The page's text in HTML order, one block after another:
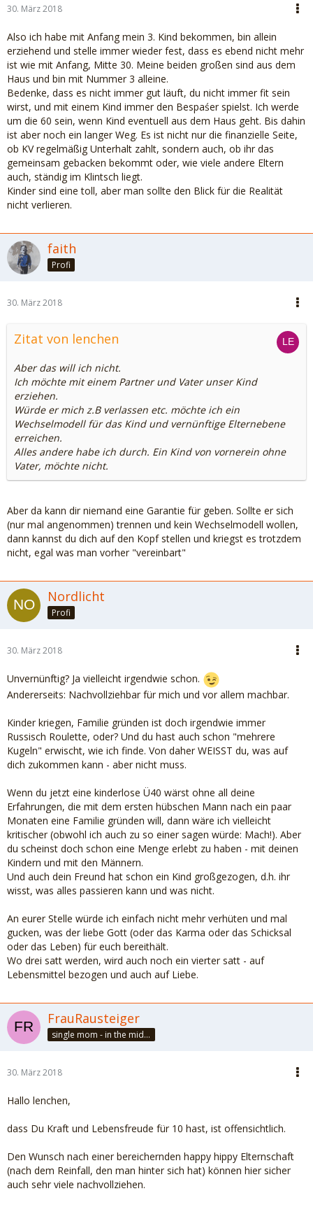
30. März 2018
Also ich habe mit Anfang mein 3. Kind bekommen, bin allein
erziehend und stelle immer wieder fest, dass es ebend nicht mehr
ist wie mit Anfang, Mitte 30. Meine beiden großen sind aus dem
Haus und bin mit Nummer 3 alleine.
Bedenke, dass es nicht immer gut läuft, du nicht immer fit sein
wirst, und mit einem Kind immer den Bespaśer spielst. Ich werde
um die 60 sein, wenn Kind eventuell aus dem Haus geht. Bis dahin
ist aber noch ein langer Weg. Es ist nicht nur die finanzielle Seite,
ob KV regelmäßig Unterhalt zahlt, sondern auch, ob ihr das
gemeinsam gebacken bekommt oder, wie viele andere Eltern
auch, ständig im Klintsch liegt.
Kinder sind eine toll, aber man sollte den Blick für die Realität
nicht verlieren.
faith
Profi
30. März 2018
Zitat von lenchen
Aber das will ich nicht.
Ich möchte mit einem Partner und Vater unser Kind
erziehen.
Würde er mich z.B verlassen etc. möchte ich ein
Wechselmodell für das Kind und vernünftige Elternebene
erreichen.
Alles andere habe ich durch. Ein Kind von vornerein ohne
Vater, möchte nicht.
Aber da kann dir niemand eine Garantie für geben. Sollte er sich
(nur mal angenommen) trennen und kein Wechselmodell wollen,
dann kannst du dich auf den Kopf stellen und kriegst es trotzdem
nicht, egal was man vorher "vereinbart"
Nordlicht
Profi
30. März 2018
Unvernünftig? Ja vielleicht irgendwie schon.
Andererseits: Nachvollziehbar für mich und vor allem machbar.
Kinder kriegen, Familie gründen ist doch irgendwie immer
Russisch Roulette, oder? Und du hast auch schon "mehrere
Kugeln" erwischt, wie ich finde. Von daher WEISST du, was auf
dich zukommen kann - aber nicht muss.
Wenn du jetzt eine kinderlose Ü40 wärst ohne all deine
Erfahrungen, die mit dem ersten hübschen Mann nach ein paar
Monaten eine Familie gründen will, dann wäre ich vielleicht
kritischer (obwohl ich auch zu so einer sagen würde: Mach!). Aber
du scheinst doch schon eine Menge erlebt zu haben - mit deinen
Kindern und mit den Männern.
Und auch dein Freund hat schon ein Kind großgezogen, d.h. ihr
wisst, was alles passieren kann und was nicht.
An eurer Stelle würde ich einfach nicht mehr verhüten und mal
gucken, was der liebe Gott (oder das Karma oder das Schicksal
oder das Leben) für euch bereithält.
Wo drei satt werden, wird auch noch ein vierter satt - auf
Lebensmittel bezogen und auch auf Liebe.
FrauRausteiger
single mom - in the middle of felicity
30. März 2018
Hallo lenchen,
dass Du Kraft und Lebensfreude für 10 hast, ist offensichtlich.
Den Wunsch nach einer bereichernden happy hippy Elternschaft
(nach dem Reinfall, den man hinter sich hat) können hier sicher
auch sehr viele nachvollziehen.